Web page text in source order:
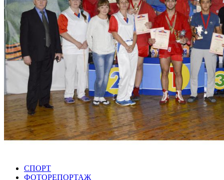
СПОРТ
ФОТОРЕПОРТАЖ